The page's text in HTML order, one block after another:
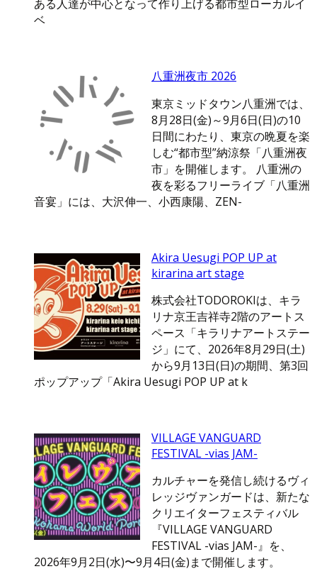
ある人達が中心となって作り上げる都市型ローカルイ
ベ
八重洲夜市 2026
東京ミッドタウン八重洲では、
8月28日(金)～9月6日(日)の10
日間にわたり、東京の晩夏を楽
しむ“都市型”納涼祭「八重洲夜
市」を開催します。 八重洲の
夜を彩るフリーライブ「八重洲
音宴」には、大沢伸一、小西康陽、ZEN-
Akira Uesugi POP UP at
kirarina art stage
株式会社TODOROKIは、キラ
リナ京王吉祥寺2階のアートス
ペース「キラリナアートステー
ジ」にて、2026年8月29日(土)
から9月13日(日)の期間、第3回
ポップアップ「Akira Uesugi POP UP at k
VILLAGE VANGUARD
FESTIVAL -vias JAM-
カルチャーを発信し続けるヴィ
レッジヴァンガードは、新たな
クリエイターフェスティバル
『VILLAGE VANGUARD
FESTIVAL -vias JAM-』を、
2026年9月2日(水)〜9月4日(金)まで開催します。